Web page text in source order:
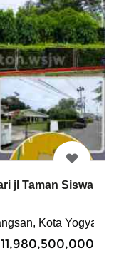
jl Taman Siswa
Kota
11,980,500,000